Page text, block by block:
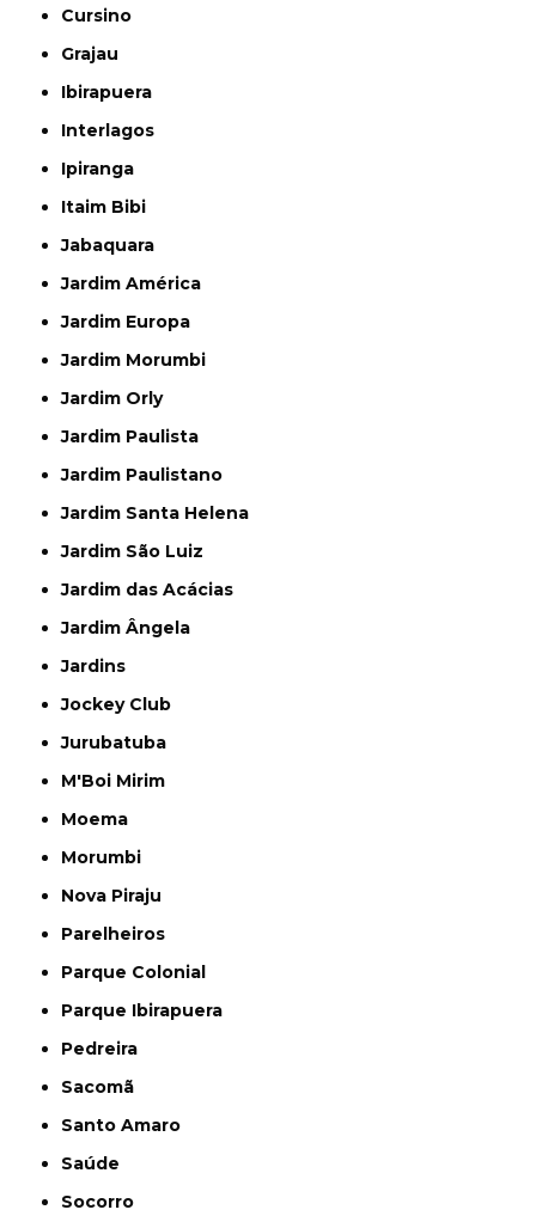
Cursino
Grajau
Ibirapuera
Interlagos
Ipiranga
Itaim Bibi
Jabaquara
Jardim América
Jardim Europa
Jardim Morumbi
Jardim Orly
Jardim Paulista
Jardim Paulistano
Jardim Santa Helena
Jardim São Luiz
Jardim das Acácias
Jardim Ângela
Jardins
Jockey Club
Jurubatuba
M'Boi Mirim
Moema
Morumbi
Nova Piraju
Parelheiros
Parque Colonial
Parque Ibirapuera
Pedreira
Sacomã
Santo Amaro
Saúde
Socorro